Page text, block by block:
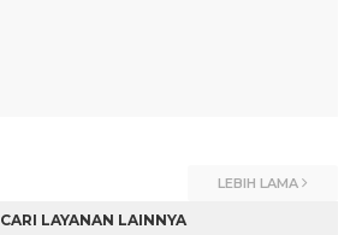
LEBIH LAMA
CARI LAYANAN LAINNYA